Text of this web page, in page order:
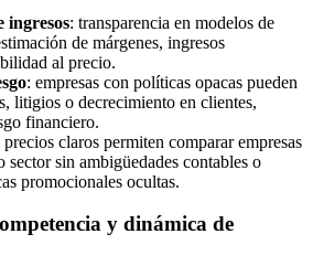
ingresos: transparencia en modelos de
de márgenes, ingresos
al precio.
: empresas con políticas opacas pueden
litigios o decrecimiento en clientes,
financiero.
precios claros permiten comparar empresas
sector sin ambigüedades contables o
promocionales ocultas.
y dinámica de